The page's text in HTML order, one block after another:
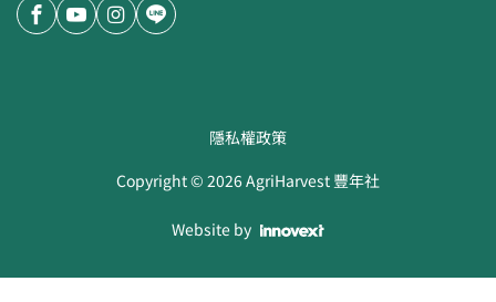
隱私權政策
Copyright ©2026AgriHarvest 豐年社
Website by